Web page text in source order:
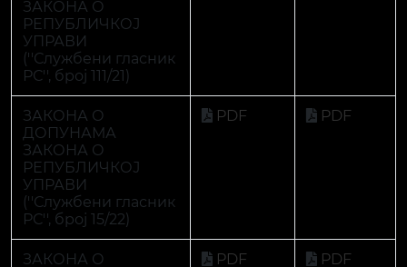
ЗАКОНА О
ИЗМЈЕНАМА И
ДОПУНАМА
ЗАКОНА О
РЕПУБЛИЧКОЈ
УПРАВИ
(''Службени гласник
РС'', број 56/22)
КРИВИЧНИ
ЗАКОНИК
РЕПУБЛИКЕ
СРПСКЕ (''Службени
гласник РС'', број
64/17)